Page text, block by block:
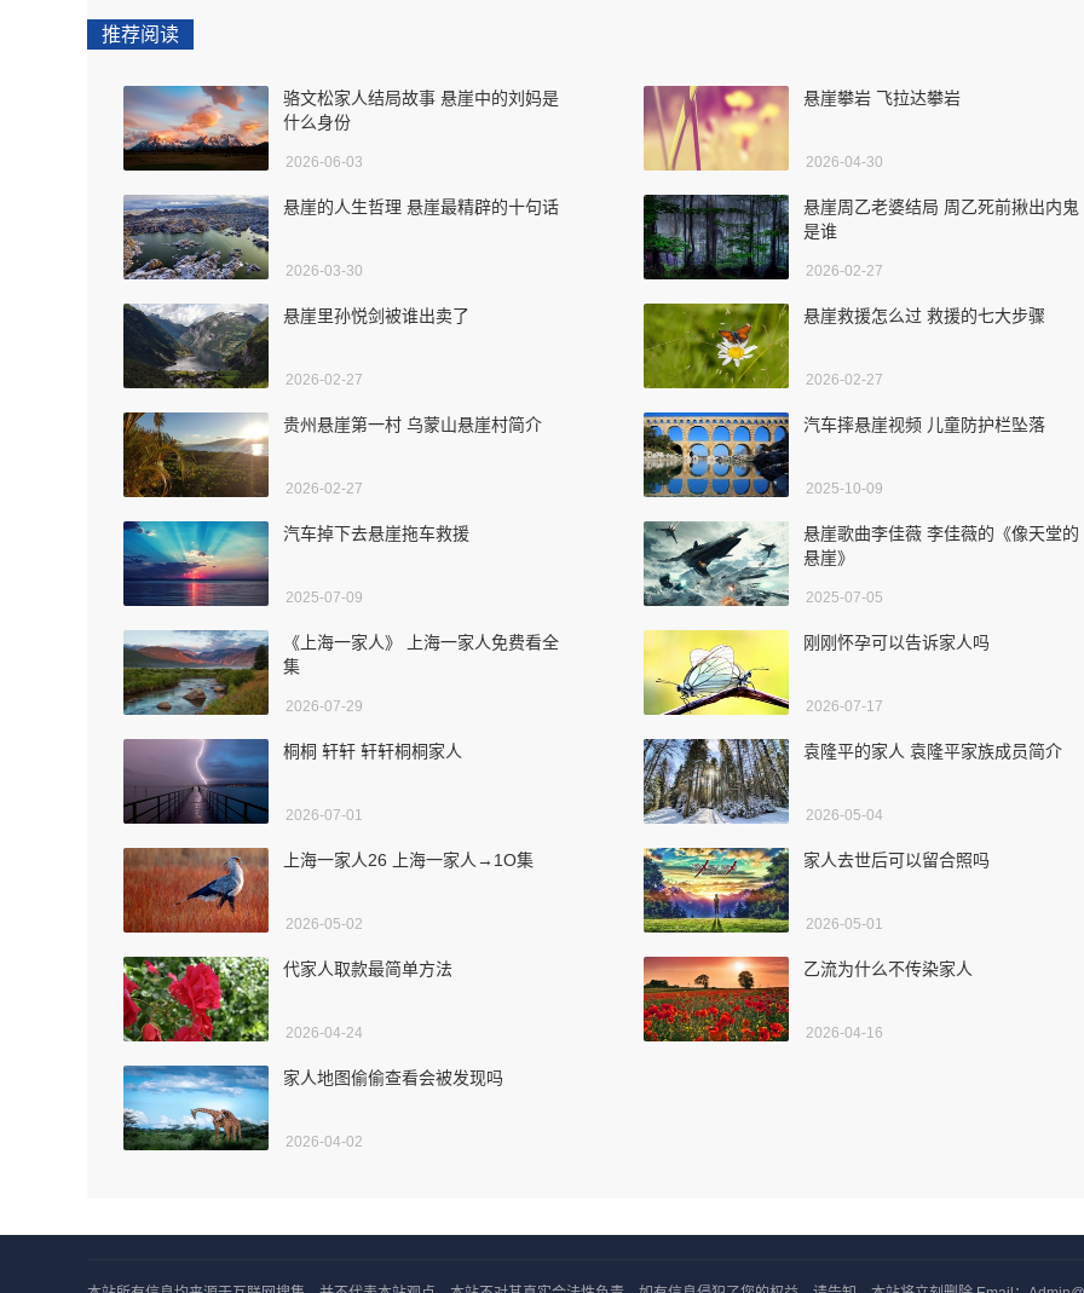
推荐阅读
骆文松家人结局故事 悬崖中的刘妈是
什么身份
2026-06-03
悬崖攀岩 飞拉达攀岩
2026-04-30
悬崖的人生哲理 悬崖最精辟的十句话
2026-03-30
悬崖周乙老婆结局 周乙死前揪出内鬼
是谁
2026-02-27
悬崖里孙悦剑被谁出卖了
2026-02-27
悬崖救援怎么过 救援的七大步骤
2026-02-27
贵州悬崖第一村 乌蒙山悬崖村简介
2026-02-27
汽车摔悬崖视频 儿童防护栏坠落
2025-10-09
汽车掉下去悬崖拖车救援
2025-07-09
悬崖歌曲李佳薇 李佳薇的《像天堂的
悬崖》
2025-07-05
《上海一家人》 上海一家人免费看全
集
2026-07-29
刚刚怀孕可以告诉家人吗
2026-07-17
桐桐 轩轩 轩轩桐桐家人
2026-07-01
袁隆平的家人 袁隆平家族成员简介
2026-05-04
上海一家人26 上海一家人→1O集
2026-05-02
家人去世后可以留合照吗
2026-05-01
代家人取款最简单方法
2026-04-24
乙流为什么不传染家人
2026-04-16
家人地图偷偷查看会被发现吗
2026-04-02